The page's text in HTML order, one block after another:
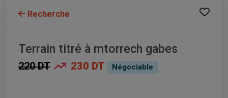
Recherche
Terrain titré à mtorrech gabes
220 DT 230 DT Négociable